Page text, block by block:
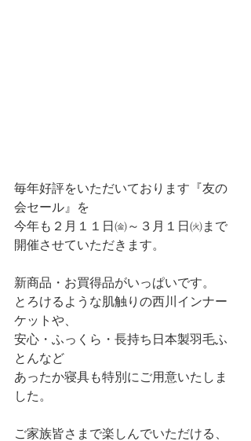
毎年好評をいただいております『友の
会セール』を
今年も２月１１日㈮～３月１日㈫まで
開催させていただきます。
新商品・お買得品がいっぱいです。
とろけるような肌触りの西川インナー
ケットや、
安心・ふっくら・長持ち日本製羽毛ふ
とんなど
あったか寝具も特別にご用意いたしま
した。
ご家族皆さまで楽しんでいただける、